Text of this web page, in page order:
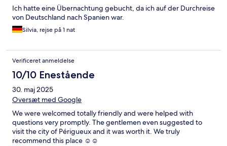
Ich hatte eine Übernachtung gebucht, da ich auf der Durchreise
von Deutschland nach Spanien war.
Silvia, rejse på 1 nat
Verificeret anmeldelse
10/10 Enestående
30. maj 2025
Oversæt med Google
We were welcomed totally friendly and were helped with
questions very promptly. The gentlemen even suggested to
visit the city of Périgueux and it was worth it. We truly
recommend this place ☺☺